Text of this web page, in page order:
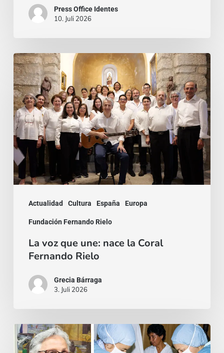
Press Office Identes
10. Juli 2026
Actualidad Cultura España Europa
Fundación Fernando Rielo
La
voz
que
une:
nace
la
Coral
Fernando
La voz que une: nace la Coral
Fernando Rielo
Grecia Bárraga
3. Juli 2026
La
ambición